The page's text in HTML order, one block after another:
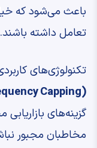
باعث می‌شود که
تعامل داشته باشند.
تکنولوژی‌های
(Frequency Capping)
گزینه‌های
مخاطبان مجبور